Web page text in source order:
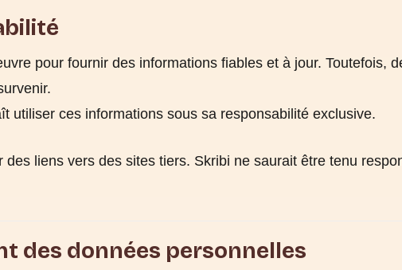
pour fournir des informations fiables et à jour. Toutefois,
utiliser ces informations sous sa responsabilité exclusive.
des liens vers des sites tiers. Skribi ne saurait être tenu
des données personnelles